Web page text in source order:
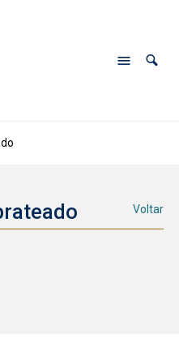
Voltar